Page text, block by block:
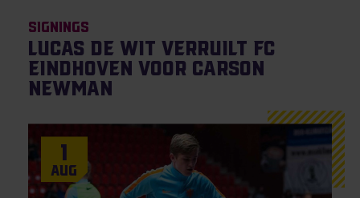
Signings
Lucas de Wit verruilt FC
Eindhoven voor Carson
Newman
1
Aug